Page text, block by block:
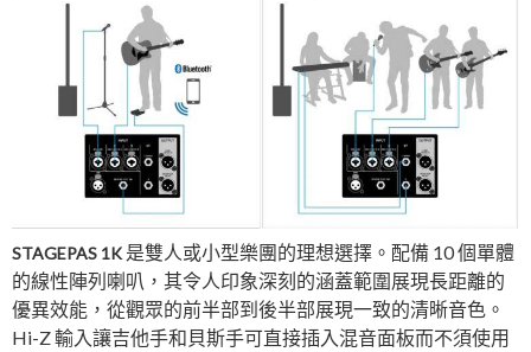
STAGEPAS 1K 是雙人或小型樂團的理想選擇。配備 10 個單體
的線性陣列喇叭，其令人印象深刻的涵蓋範圍展現長距離的
優異效能，從觀眾的前半部到後半部展現一致的清晰音色。
Hi-Z 輸入讓吉他手和貝斯手可直接插入混音面板而不須使用